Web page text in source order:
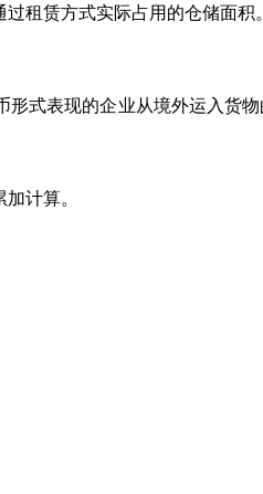
租赁方式实际占用的仓储面积。
式表现的企业从境外运入货
计算。